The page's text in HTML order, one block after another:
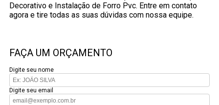
Decorativo e Instalação de Forro Pvc. Entre em contato
agora e tire todas as suas dúvidas com nossa equipe.
FAÇA UM ORÇAMENTO
Digite seu nome
Digite seu email